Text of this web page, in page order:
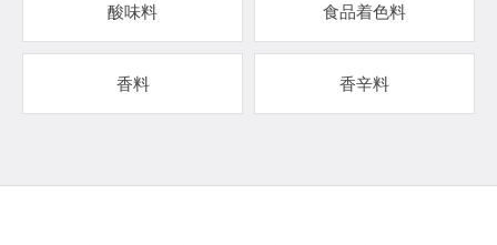
酸味料 食品着色料
香料 香辛料